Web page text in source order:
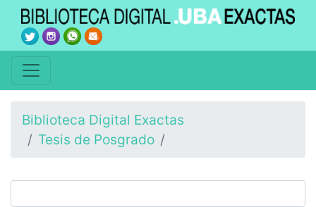
Biblioteca Digital Exactas
Tesis de Posgrado